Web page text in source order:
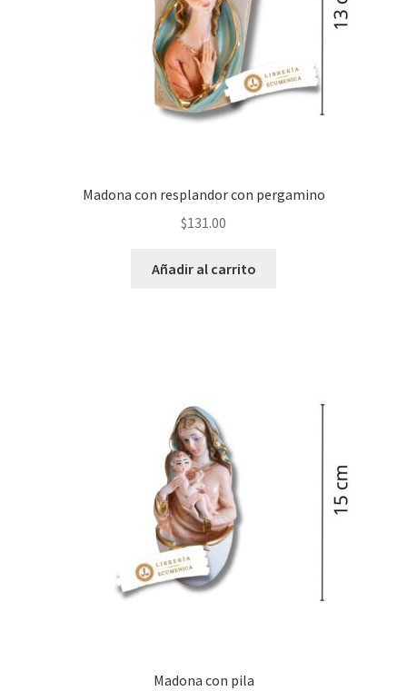
Madona con resplandor con pergamino
$131.00
Añadir al carrito
Madona con pila